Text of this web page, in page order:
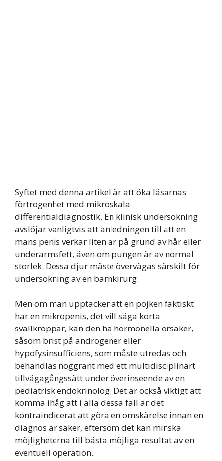
Syftet med denna artikel är att öka läsarnas
förtrogenhet med mikroskala
differentialdiagnostik. En klinisk undersökning
avslöjar vanligtvis att anledningen till att en
mans penis verkar liten är på grund av hår eller
underarmsfett, även om pungen är av normal
storlek. Dessa djur måste övervägas särskilt för
undersökning av en barnkirurg.
Men om man upptäcker att en pojken faktiskt
har en mikropenis, det vill säga korta
svällkroppar, kan den ha hormonella orsaker,
såsom brist på androgener eller
hypofysinsufficiens, som måste utredas och
behandlas noggrant med ett multidisciplinärt
tillvägagångssätt under överinseende av en
pediatrisk endokrinolog. Det är också viktigt att
komma ihåg att i alla dessa fall är det
kontraindicerat att göra en omskärelse innan en
diagnos är säker, eftersom det kan minska
möjligheterna till bästa möjliga resultat av en
eventuell operation.